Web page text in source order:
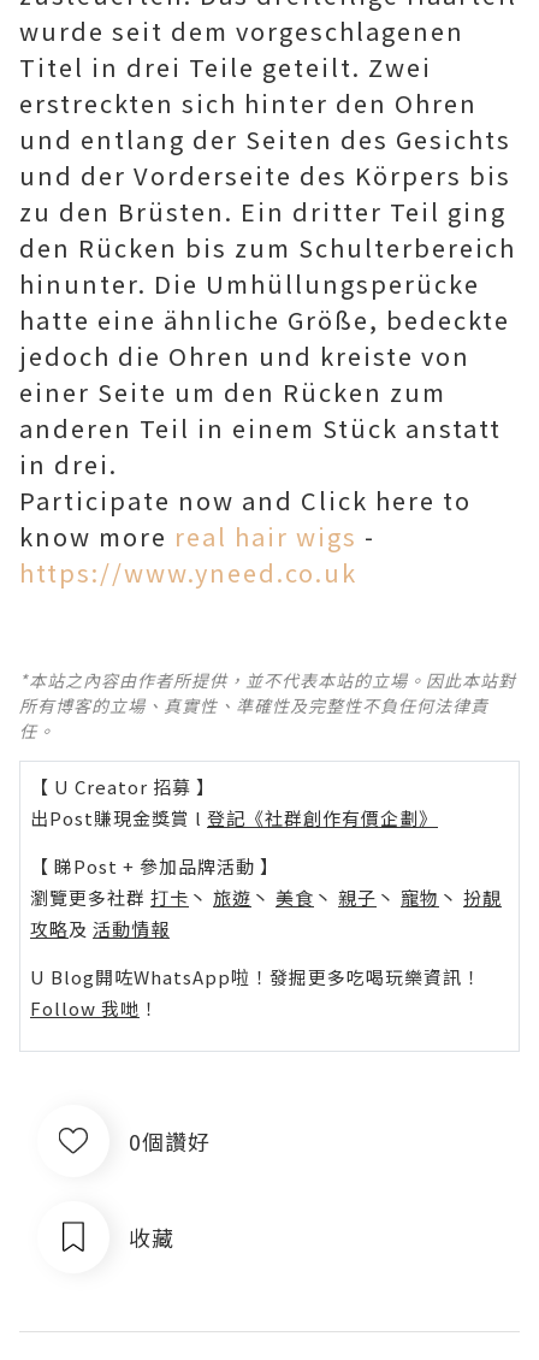
wurde seit dem vorgeschlagenen
Titel in drei Teile geteilt. Zwei
erstreckten sich hinter den Ohren
und entlang der Seiten des Gesichts
und der Vorderseite des Körpers bis
zu den Brüsten. Ein dritter Teil ging
den Rücken bis zum Schulterbereich
hinunter. Die Umhüllungsperücke
hatte eine ähnliche Größe, bedeckte
jedoch die Ohren und kreiste von
einer Seite um den Rücken zum
anderen Teil in einem Stück anstatt
in drei.
Participate now and Click here to
know more real hair wigs -
https://www.yneed.co.uk
*本站之內容由作者所提供，並不代表本站的立場。因此本站對
所有博客的立場、真實性、準確性及完整性不負任何法律責
任。
【 U Creator 招募 】
出Post賺現金獎賞 l 登記《社群創作有價企劃》
【 睇Post + 參加品牌活動 】
瀏覽更多社群 打卡 丶 旅遊 丶 美食 丶 親子 丶 寵物 丶 扮靚
攻略及 活動情報
U Blog開咗WhatsApp啦！發掘更多吃喝玩樂資訊！
Follow 我哋 ！
0個讚好
收藏